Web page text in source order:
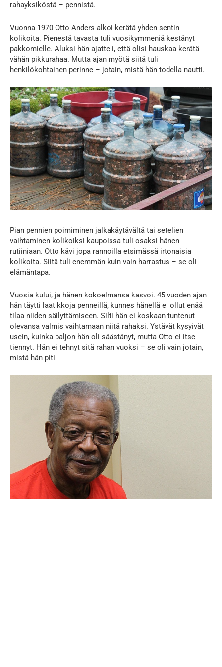
rahayksiköstä – pennistä.
Vuonna 1970 Otto Anders alkoi kerätä yhden sentin
kolikoita. Pienestä tavasta tuli vuosikymmeniä kestänyt
pakkomielle. Aluksi hän ajatteli, että olisi hauskaa kerätä
vähän pikkurahaa. Mutta ajan myötä siitä tuli
henkilökohtainen perinne – jotain, mistä hän todella nautti.
Pian pennien poimiminen jalkakäytävältä tai setelien
vaihtaminen kolikoiksi kaupoissa tuli osaksi hänen
rutiiniaan. Otto kävi jopa rannoilla etsimässä irtonaisia
kolikoita. Siitä tuli enemmän kuin vain harrastus – se oli
elämäntapa.
Vuosia kului, ja hänen kokoelmansa kasvoi. 45 vuoden ajan
hän täytti laatikkoja penneillä, kunnes hänellä ei ollut enää
tilaa niiden säilyttämiseen. Silti hän ei koskaan tuntenut
olevansa valmis vaihtamaan niitä rahaksi. Ystävät kysyivät
usein, kuinka paljon hän oli säästänyt, mutta Otto ei itse
tiennyt. Hän ei tehnyt sitä rahan vuoksi – se oli vain jotain,
mistä hän piti.